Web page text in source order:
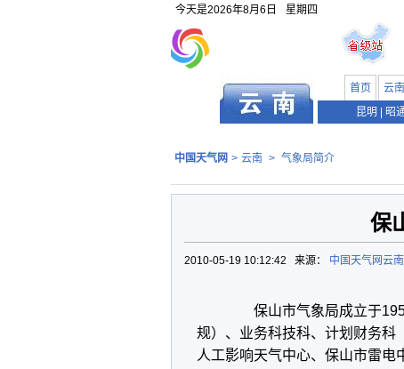
今天是2026年8月6日 星期四
首页 云
昆明
昭
中国天气网 > 云南 > 气象局简介
保
2010-05-19 10:12:42 来源： 中国天气网云
保山市气象局成立于
规）、业务科技科、计划财务科
人工影响天气中心、保山市雷